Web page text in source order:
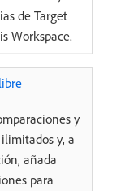
de Target
Workspace.
y
y, a
añada
para